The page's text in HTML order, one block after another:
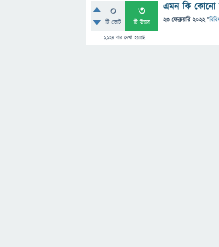
0
টি ভোট
3
টি উত্তর
1,124 বার দেখা হয়েছে
এমন কি কোনো
23 ফেব্রুয়ারি 2022 "